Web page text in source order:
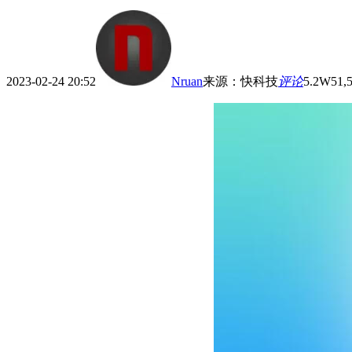
2023-02-24 20:52 Nruan来源 ：快科技评论5.2W